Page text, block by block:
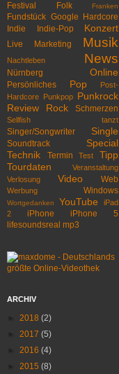
Festival Folk Franken
Fundstück Google
Hardcore
Indie
Indie-Pop Konzert
Live Marketing Musik
Nachtleben News
Nürnberg Online
Persönliches Pop
Post-
Hardcore
Punkpop Punkrock
Review
Rock Schmerzen
Sellfish tanzt
Singer/Songwriter Single
Soundtrack
Special
Technik
Termin Test
Tipp
Tourdaten
Veranstaltung
Verlosung
Video Web
Werbung Windows
Wortgedanken YouTube
iPad
2
iPhone
iPhone 5
lifesoundsreal mp3
ARCHIV
2018 (2)
2017 (5)
2016 (4)
2015 (8)